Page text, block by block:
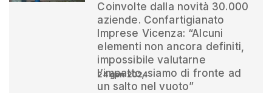
Coinvolte dalla novità 30.000
aziende. Confartigianato
Imprese Vicenza: “Alcuni
elementi non ancora definiti,
impossibile valutarne
l’impatto, siamo di fronte ad
un salto nel vuoto”
24 gen 2024